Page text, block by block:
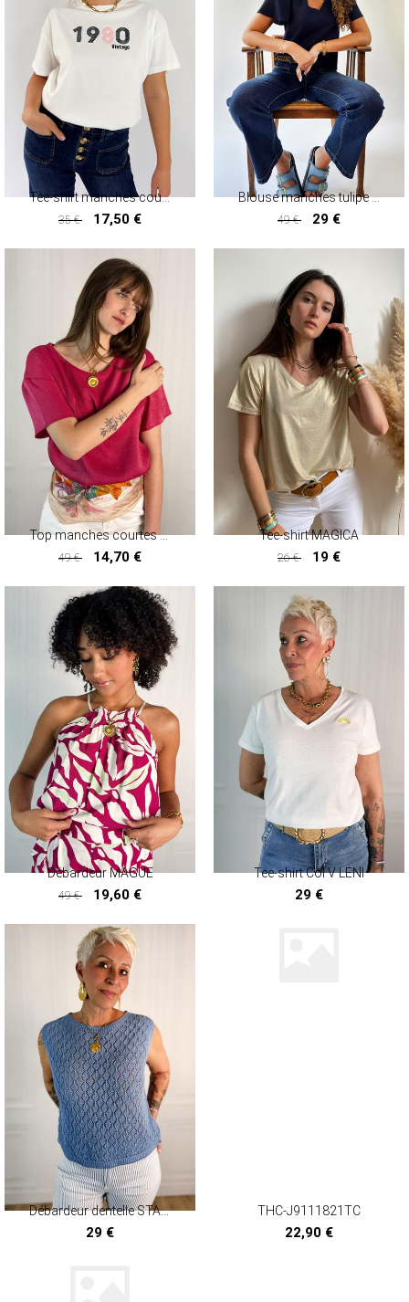
Tee-shirt manches courtes RAIN
35 €
17,50 €
Blouse manches tulipe CALEMA
49 €
29 €
Top manches courtes ASHLEY
49 €
14,70 €
Tee-shirt MAGICA
26 €
19 €
Débardeur MAGUE
49 €
19,60 €
Tee-shirt Col V LENI
29 €
Débardeur dentelle STARMANIA Débardeur dentelle STARMANIA
29 €
THC-J9111821TC
22,90 €